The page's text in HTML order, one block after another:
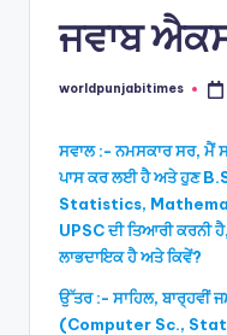
ਜਵਾਬ
Posted
worldpunjabitimes
ਸਵਾਲ :- ਨਮਸਕਾਰ ਸਰ, ਮੈਂ
ਪਾਸ ਕਰ ਲਈ ਹੈ ਅਤੇ ਹੁਣ
Statistics,
UPSC ਦੀ ਤਿਆਰੀ ਕਰਨੀ
ਲਾਭਦਾਇਕ ਹੈ ਅਤੇ ਕਿਵੇਂ?
ਉੱਤਰ :- ਸਾਹਿਲ, ਬਾਰ੍ਹਵੀਂ
(Computer Sc.,